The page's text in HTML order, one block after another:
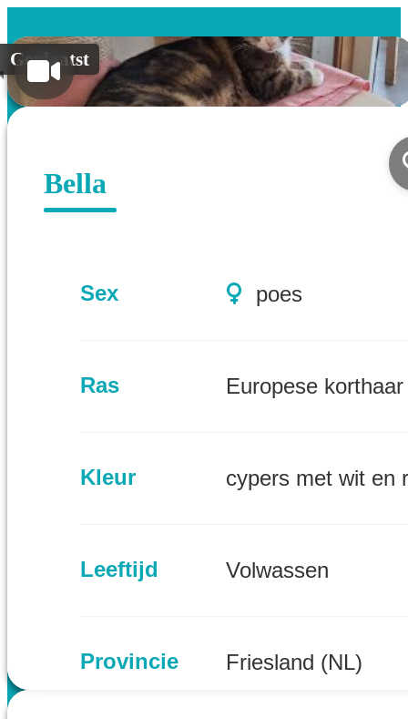
Geplaatst
Bella
Sex poes
Ras Europese korthaar
Kleur cypers met wit en
Leeftijd Volwassen
Provincie Friesland (NL)